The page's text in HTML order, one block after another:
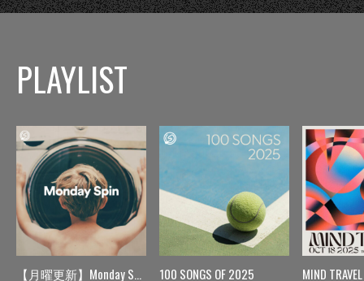
PLAYLIST
【月曜更新】Monday Spin 100 SONGS OF 2025 MIND TRAVEL